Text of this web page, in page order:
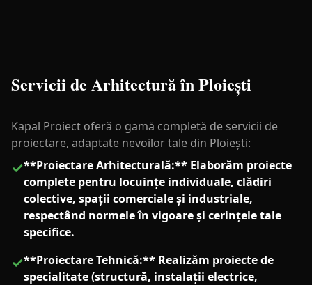
Servicii de Arhitectură în Ploiești
Kapal Proiect oferă o gamă completă de servicii de
proiectare, adaptate nevoilor tale din Ploiești:
✓**Proiectare Arhitecturală:** Elaborăm proiecte
complete pentru locuințe individuale, clădiri
colective, spații comerciale și industriale,
respectând normele în vigoare și cerințele tale
specifice.
✓**Proiectare Tehnică:** Realizăm proiecte de
specialitate (structură, instalații electrice,